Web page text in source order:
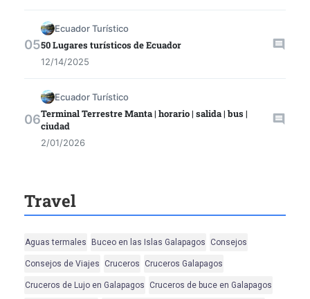
Ecuador Turístico
50 Lugares turísticos de Ecuador
12/14/2025
Ecuador Turístico
Terminal Terrestre Manta | horario | salida | bus |
ciudad
2/01/2026
Travel
Aguas termales Buceo en las Islas Galapagos Consejos
Consejos de Viajes Cruceros Cruceros Galapagos
Cruceros de Lujo en Galapagos Cruceros de buce en Galapagos